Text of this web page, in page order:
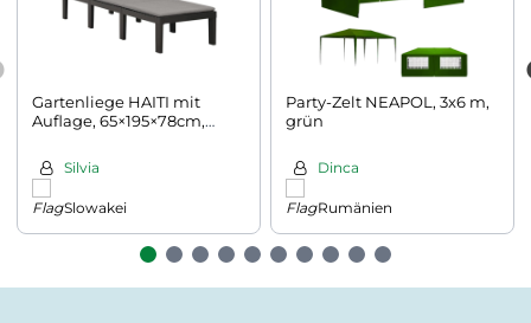
Gartenliege HAITI mit
Auflage, 65×195×78cm,
Silvia
Slowakei
Party-Zelt NEAPOL, 3x6 m,
grün
Dinca
Rumänien